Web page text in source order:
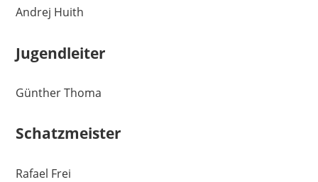
Andrej Huith
Jugendleiter
Günther Thoma
Schatzmeister
Rafael Frei